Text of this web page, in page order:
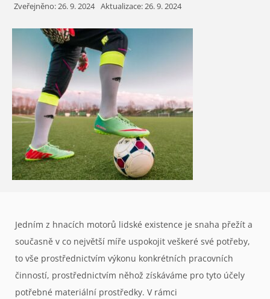
Zveřejněno:26. 9. 2024 Aktualizace: 26. 9. 2024
Jedním z hnacích motorů lidské existence je snaha přežít a
současně v co největší míře uspokojit veškeré své potřeby,
to vše prostřednictvím výkonu konkrétních pracovních
činností, prostřednictvím něhož získáváme pro tyto účely
potřebné materiální prostředky. V rámci